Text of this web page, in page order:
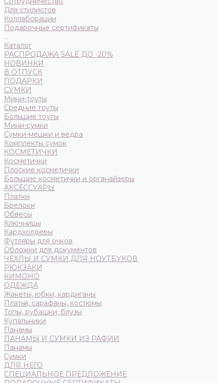
Для стилистов
Коллаборации
Подарочные сертификаты
...
Каталог
РАСПРОДАЖА SALE ДО -20%
НОВИНКИ
В ОТПУСК
ПОДАРКИ
СУМКИ
Мини-тоуты
Средние тоуты
Большие тоуты
Мини-сумки
Сумки-мешки и ведра
Комплекты сумок
КОСМЕТИЧКИ
Косметички
Плоские косметички
Большие косметички и органайзеры
АКСЕССУАРЫ
Платки
Брелоки
Обвесы
Ключницы
Кардхолдеры
Футляры для очков
Обложки для документов
ЧЕХЛЫ И СУМКИ ДЛЯ НОУТБУКОВ
РЮКЗАКИ
КИМОНО
ОДЕЖДА
Жакеты, юбки, кардиганы
Платья, сарафаны, костюмы
Топы, рубашки, блузы
Купальники
Панамы
ПАНАМЫ И СУМКИ ИЗ РАФИИ
Панамы
Сумки
ДЛЯ НЕГО
СПЕЦИАЛЬНОЕ ПРЕДЛОЖЕНИЕ